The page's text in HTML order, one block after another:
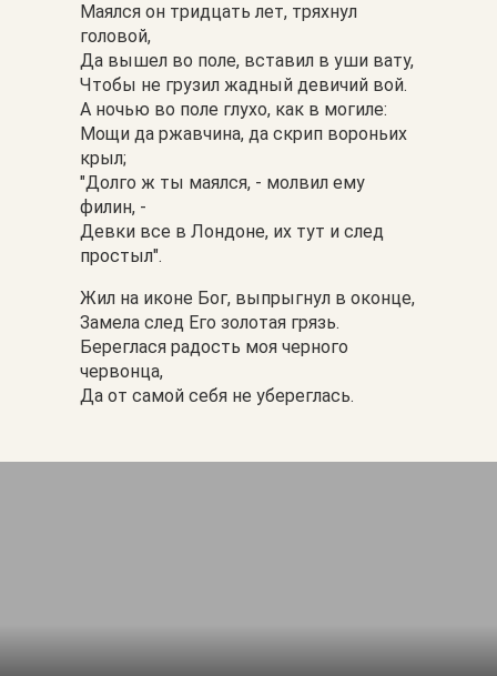
Маялся он тридцать лет, тряхнул
головой,
Да вышел во поле, вставил в уши вату,
Чтобы не грузил жадный девичий вой.
А ночью во поле глухо, как в могиле:
Мощи да ржавчина, да скрип вороньих
крыл;
"Долго ж ты маялся, - молвил ему
филин, -
Девки все в Лондоне, их тут и след
простыл".
Жил на иконе Бог, выпрыгнул в оконце,
Замела след Его золотая грязь.
Береглася радость моя черного
червонца,
Да от самой себя не убереглась.